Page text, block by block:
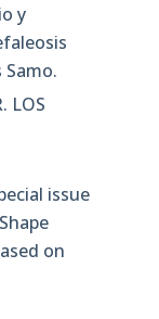
y
LOS
issue
on